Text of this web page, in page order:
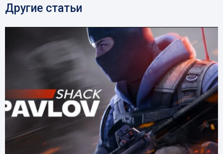
Другие статьи